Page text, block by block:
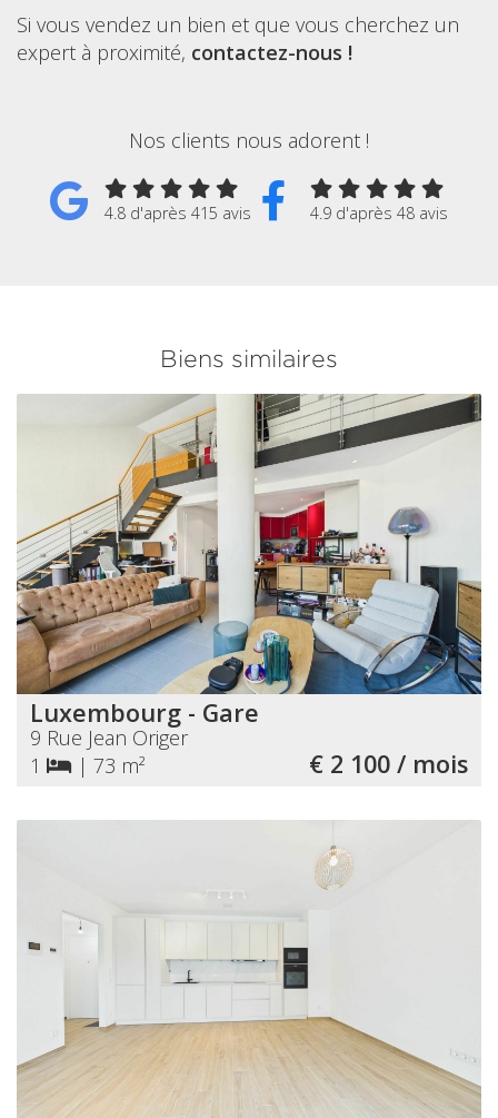
Si vous vendez un bien et que vous cherchez un
expert à proximité, contactez-nous !
Nos clients nous adorent !
4.8 d'après 415 avis 4.9 d'après 48 avis
Biens similaires
Luxembourg - Gare
9 Rue Jean Origer
1
| 73 m² € 2 100 / mois